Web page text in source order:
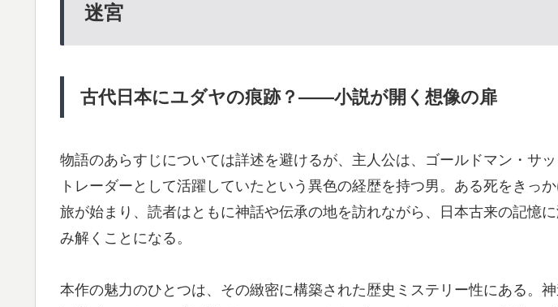
迷宮
古代日本にユダヤの痕跡？――小説が開く想像の扉
物語のあらすじについては詳述を避けるが、主人公は、ゴールドマン・サ
トレーダーとして活躍していたという異色の経歴を持つ男。ある死をきっ
旅が始まり、読者はともに神話や伝承の地を訪れながら、日本古来の記憶に
み解くことになる。
本作の魅力のひとつは、その緻密に構築された歴史ミステリー性にある。